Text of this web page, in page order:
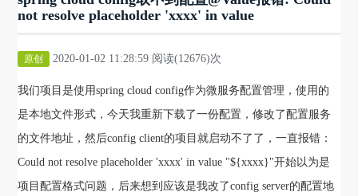
not resolve placeholder 'xxxx' in value
原创 2020-01-02 11:28:59 阅读(12676)次
我们项目是使用spring cloud config作为微服务配置管理，使用的
是本地文件形式，今天我重新下载了一份配置，修改了配置服务
的文件地址，然后config client的项目就启动不了了，一直报错：
Could not resolve placeholder 'xxxx' in value "${xxxx}"开始以为是
项目配置格式问题，后来想到应该是我改了config server的配置地